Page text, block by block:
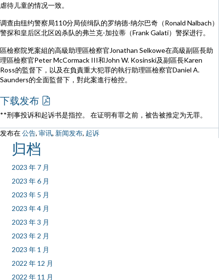
虐待儿童的情况一致。
调查由纽约警察局110分局侦缉队的罗纳德-纳尔巴奇（Ronald Nalbach）
警探和皇后区北区凶杀队的弗兰克-加拉蒂（Frank Galati）警探进行。
區檢察院兇案組的高級助理區檢察官Jonathan Selkowe在高級副區長助
理區檢察官Peter McCormack III和John W. Kosinski及副區長Karen
Ross的監督下，以及在負責重大犯罪的執行助理區檢察官Daniel A.
Saunders的全面監督下，對此案進行檢控。
下载发布
**刑事投诉和起诉书是指控。 在证明有罪之前，被告被推定为无罪。
发布在公告, 审讯, 新闻发布, 起诉
归档
2023 年 7 月
2023 年 6 月
2023 年 5 月
2023 年 4 月
2023 年 3 月
2023 年 2 月
2023 年 1 月
2022 年 12 月
2022 年 11 月